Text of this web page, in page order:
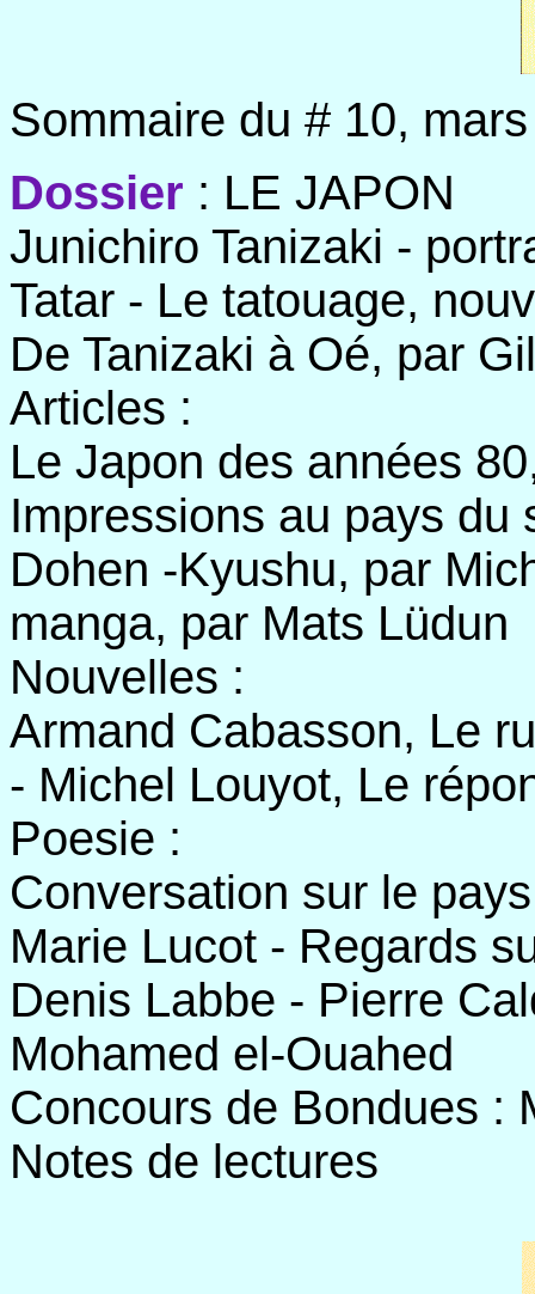
Sommaire du # 10,
Dossier : LE JAPON
Junichiro Tanizaki -
Tatar - Le tatouage,
De Tanizaki à Oé, par
Articles :
Le Japon des années
Impressions au pays du
Dohen -Kyushu, par
manga, par Mats Lüdun
Nouvelles :
Armand Cabasson, Le
- Michel Louyot, Le
Poesie :
Conversation sur le
Marie Lucot - Regards
Denis Labbe - Pierre
Mohamed el-Ouahed
Concours de Bondues :
Notes de lectures